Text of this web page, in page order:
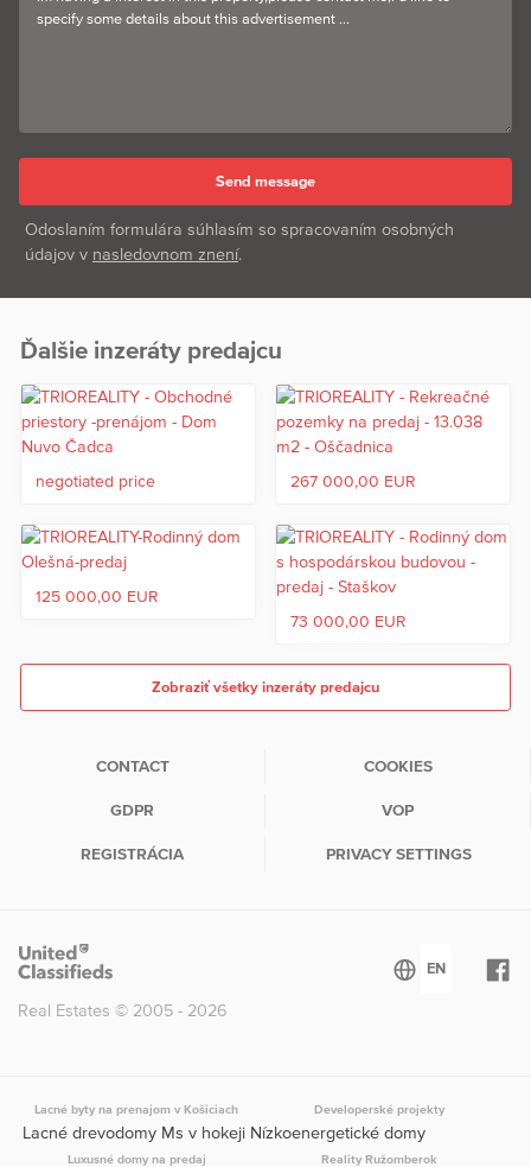
Odoslaním formulára súhlasím so spracovaním osobných
údajov v nasledovnom znení.
Ďalšie inzeráty predajcu
negotiated price 267 000,00 EUR
125 000,00 EUR
73 000,00 EUR
Zobraziť všetky inzeráty predajcu
CONTACT COOKIES
GDPR VOP
REGISTRÁCIA PRIVACY SETTINGS
Real Estates © 2005 - 2026
Lacné byty na prenajom v Košiciach Developerské projekty
Lacné drevodomy Ms v hokeji Nízkoenergetické domy
Luxusné domy na predaj Reality Ružomberok